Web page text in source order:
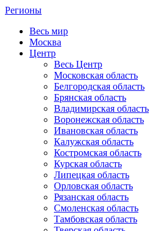
Регионы
Весь мир
Москва
Центр
Весь Центр
Московская область
Белгородская область
Брянская область
Владимирская область
Воронежская область
Ивановская область
Калужская область
Костромская область
Курская область
Липецкая область
Орловская область
Рязанская область
Смоленская область
Тамбовская область